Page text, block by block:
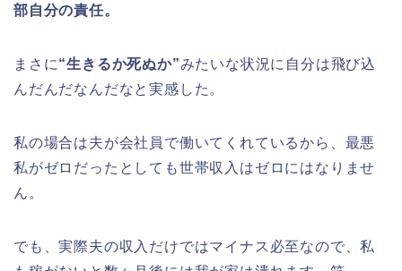
部自分の責任。
まさに“生きるか死ぬか”みたいな状況に自分は飛び込
んだんだなんだなと実感した。
私の場合は夫が会社員で働いてくれているから、最悪
私がゼロだったとしても世帯収入はゼロにはなりませ
ん。
でも、実際夫の収入だけではマイナス必至なので、私